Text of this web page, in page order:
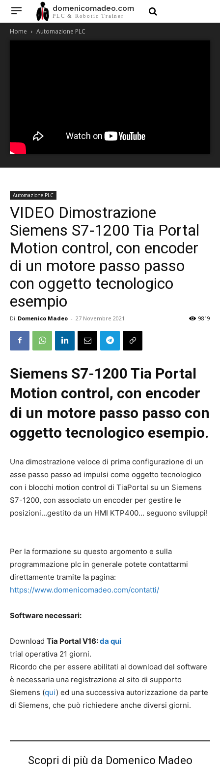
domenicomadeo.com
PLC & Robotic Trainer
Home Automazione PLC
Automazione PLC
VIDEO Dimostrazione
Siemens S7-1200 Tia Portal
Motion control, con encoder
di un motore passo passo
con oggetto tecnologico
esempio
Di Domenico Madeo - 27 Novembre 2021 9819
Siemens S7-1200 Tia Portal
Motion control, con encoder
di un motore passo passo con
oggetto tecnologico esempio.
Una dimostrazione veloce di prima configurazione di un
asse passo passo ad impulsi come oggetto tecnologico
con i blocchi motion control di TiaPortal su un Siemens
S7-1200, con associato un encoder per gestire le
posizioni…gestito da un HMI KTP400… seguono sviluppi!
Per la formazione su questo argomento e sulla
programmazione plc in generale potete contattarmi
direttamente tramite la pagina:
https://www.domenicomadeo.com/contatti/
Software necessari:
Download Tia Portal V16:da qui
trial operativa 21 giorni.
Ricordo che per essere abilitati al download del software
è necessaria una registrazione al sito di supporto
Siemens (qui) ed una successiva autorizzazione da parte
di Siemens, che può richiedere anche diversi giorni.
Scopri di più da Domenico Madeo